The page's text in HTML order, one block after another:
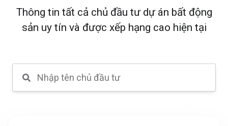
Thông tin tất cả chủ đầu tư dự án bất động
sản uy tín và được xếp hạng cao hiện tại